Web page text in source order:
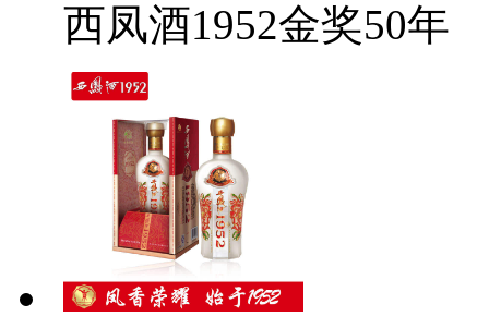
西凤酒1952金奖50年